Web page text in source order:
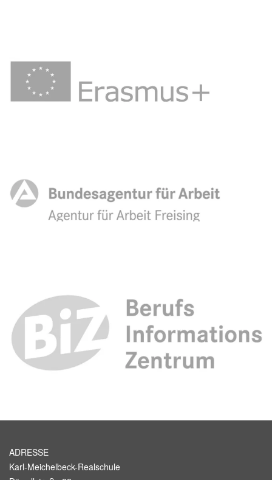
ADRESSE
Karl-Meichelbeck-Realschule